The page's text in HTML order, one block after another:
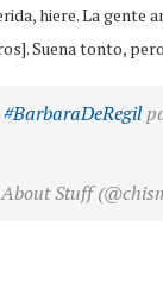
hiere. La gente
Suena tonto,
#BarbaraDeRegil
Stuff